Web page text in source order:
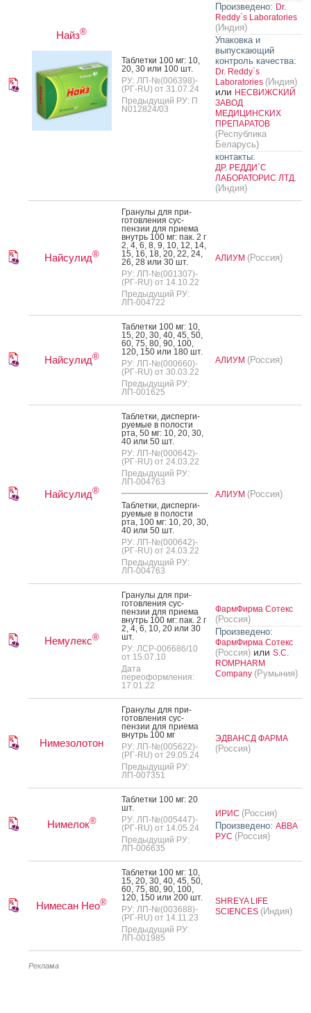
Найз®
Таб­летки 100 мг: 10,
20, 30 или 100 шт.
РУ: ЛП-№(006398)-
(РГ-RU) от 31.07.24
Предыдущий РУ: П
N012824/03
Произведено: Dr.
Reddy`s Laboratories
(Индия)
Упаковка и
выпускающий
контроль качества:
Dr. Reddy`s
Laboratories (Индия)
или НЕСВИЖСКИЙ
ЗАВОД
МЕДИЦИНСКИХ
ПРЕПАРАТОВ
(Республика
Беларусь)
контакты:
ДР. РЕДДИ`С
ЛАБОРАТОРИС ЛТД.
(Индия)
Найсулид®
Гра­нулы для при­
готов­ле­ния сус­
пензии для при­ема
внутрь 100 мг: пак. 2 г
2, 4, 6, 8, 9, 10, 12, 14,
15, 16, 18, 20, 22, 24,
26, 28 или 30 шт.
РУ: ЛП-№(001307)-
(РГ-RU) от 14.10.22
Предыдущий РУ:
ЛП-004722
АЛИУМ (Россия)
Найсулид®
Таб­летки 100 мг: 10,
15, 20, 30, 40, 45, 50,
60, 75, 80, 90, 100,
120, 150 или 180 шт.
РУ: ЛП-№(000660)-
(РГ-RU) от 30.03.22
Предыдущий РУ:
ЛП-001625
АЛИУМ (Россия)
Найсулид®
Таб­летки, дис­перги­
ру­емые в по­лос­ти
рта, 50 мг: 10, 20, 30,
40 или 50 шт.
РУ: ЛП-№(000642)-
(РГ-RU) от 24.03.22
Предыдущий РУ:
ЛП-004763
Таб­летки, дис­перги­
ру­емые в по­лос­ти
рта, 100 мг: 10, 20, 30,
40 или 50 шт.
РУ: ЛП-№(000642)-
(РГ-RU) от 24.03.22
Предыдущий РУ:
ЛП-004763
АЛИУМ (Россия)
Немулекс®
Гра­нулы для при­
готов­ле­ния сус­
пензии для при­ема
внутрь 100 мг: пак. 2 г
2, 4, 6, 10, 20 или 30
шт.
РУ: ЛСР-006686/10
от 15.07.10
Дата
переоформления:
17.01.22
ФармФирма Сотекс
(Россия)
Произведено:
ФармФирма Сотекс
(Россия) или S.C.
ROMPHARM
Company (Румыния)
Нимезолотон
Гра­нулы для при­
готов­ле­ния сус­
пензии для при­ема
внутрь 100 мг
РУ: ЛП-№(005622)-
(РГ-RU) от 29.05.24
Предыдущий РУ:
ЛП-007351
ЭДВАНСД ФАРМА
(Россия)
Нимелок®
Таб­летки 100 мг: 20
шт.
РУ: ЛП-№(005447)-
(РГ-RU) от 14.05.24
Предыдущий РУ:
ЛП-006635
ИРИС (Россия)
Произведено: АВВА
РУС (Россия)
Нимесан Нео®
Таб­летки 100 мг: 10,
15, 20, 30, 40, 45, 50,
60, 75, 80, 90, 100,
120, 150 или 200 шт.
РУ: ЛП-№(003688)-
(РГ-RU) от 14.11.23
Предыдущий РУ:
ЛП-001985
SHREYA LIFE
SCIENCES (Индия)
Реклама